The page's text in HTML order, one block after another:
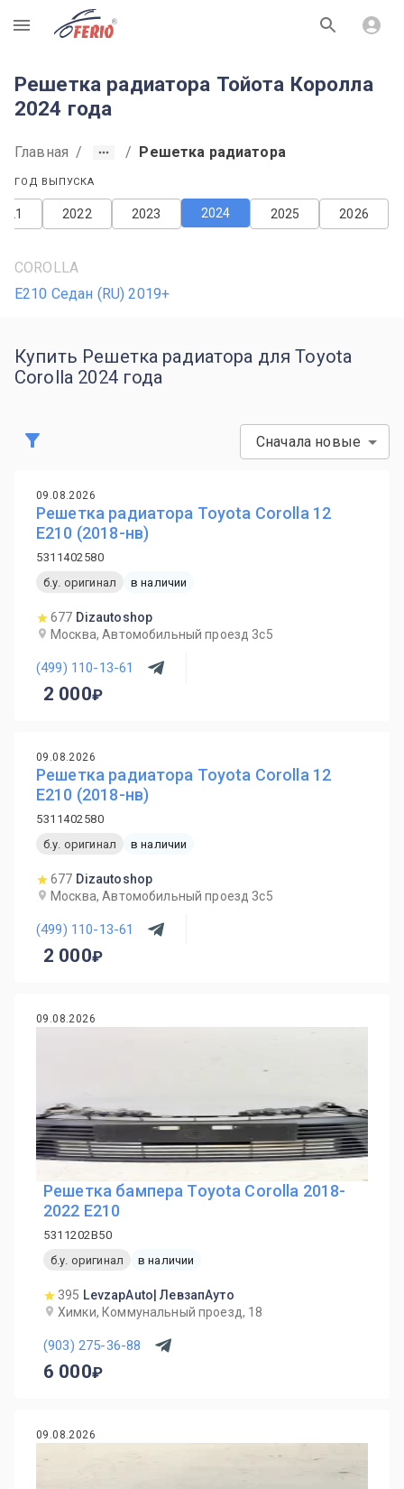
R
Решетка радиатора Тойота Королла
2024 года
Главная / / Решетка радиатора
ГОД ВЫПУСКА
2026
2025
2024
2023
2022
COROLLA
E210 Седан (RU) 2019+
Купить Решетка радиатора для Toyota
Corolla 2024 года
Сначала новые
09.08.2026
Решетка радиатора Toyota Corolla 12
E210 (2018-нв)
5311402580
б.у. оригинал
в наличии
677 Dizautoshop
Москва, Автомобильный проезд 3с5
(499) 110-13-61
2 000
09.08.2026
Решетка радиатора Toyota Corolla 12
E210 (2018-нв)
5311402580
б.у. оригинал
в наличии
677 Dizautoshop
Москва, Автомобильный проезд 3с5
(499) 110-13-61
2 000
09.08.2026
Решетка бампера Toyota Corolla 2018-
2022 E210
5311202B50
б.у. оригинал
в наличии
395 LevzapAuto| ЛевзапАуто
Химки, Коммунальный проезд, 18
(903) 275-36-88
6 000
09.08.2026